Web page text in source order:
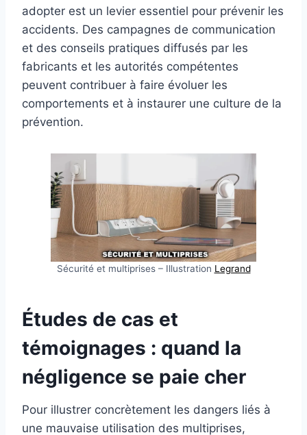
adopter est un levier essentiel pour prévenir les
accidents. Des campagnes de communication
et des conseils pratiques diffusés par les
fabricants et les autorités compétentes
peuvent contribuer à faire évoluer les
comportements et à instaurer une culture de la
prévention.
Sécurité et multiprises – Illustration Legrand
Études de cas et
témoignages : quand la
négligence se paie cher
Pour illustrer concrètement les dangers liés à
une mauvaise utilisation des multiprises,